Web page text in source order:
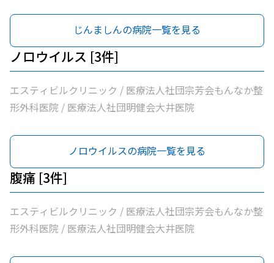
じんましんの病院一覧を見る
ノロウイルス [3件]
エスティビルクリニック / 医療法人社団宗芳会もんなか整
形外科医院 / 医療法人社団明健会大井医院
ノロウイルスの病院一覧を見る
腹痛 [3件]
エスティビルクリニック / 医療法人社団宗芳会もんなか整
形外科医院 / 医療法人社団明健会大井医院